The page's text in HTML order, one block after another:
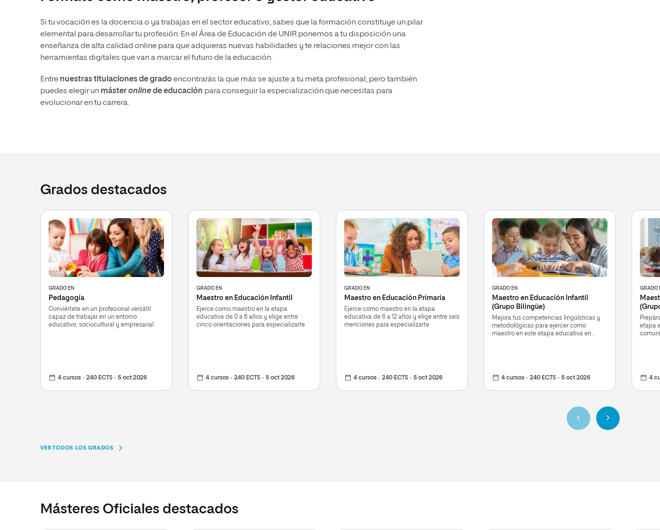
Internacionales
mayores
Ciencias de la Salud
Ciencias Sociales
Humanidades
Música
Diseño
Ciencias de la Salud
Ciencias Sociales
Artes
Música
Internacional
Normas de Organización y
Funcionamiento
Si tu vocación es la docencia o ya trabajas en el sector educativo, sabes que la formación constituye un pilar
elemental para desarrollar tu profesión. En el Área de Educación de UNIR ponemos a tu disposición una
enseñanza de alta calidad online para que adquieras nuevas habilidades y te relaciones mejor con las
herramientas digitales que van a marcar el futuro de la educación.
Entre nuestras titulaciones de gradoencontrarás la que más se ajuste a tu meta profesional, pero también
puedes elegir un másteronlinede educación para conseguir la especialización que necesitas para
evolucionar en tu carrera.
Grados destacados
GRADO EN
Pedagogía
Conviértete en un profesional versátil
capaz de trabajar en un entorno
educativo, sociocultural y empresarial
4 cursos 240 ECTS 5 oct 2026
GRADO EN
Maestro en Educación Infantil
Ejerce como maestro en la etapa
educativa de 0 a 6 años y elige entre
cinco orientaciones para especializarte
4 cursos 240 ECTS 5 oct 2026
GRADO EN
Maestro en Educación Primaria
Ejerce como maestro en la etapa
educativa de 6 a 12 años y elige entre seis
menciones para especializarte
4 cursos 240 ECTS 5 oct 2026
GRADO EN
Maestro en Educación Infantil
(Grupo Bilingüe)
Mejora tus competencias lingüísticas y
metodológicas para ejercer como
maestro en este etapa educativa en
4 cursos 240 ECTS 5 oct 2026
GRADO
etapa
4
VER TODOS LOS GRADOS
Másteres Oficiales destacados